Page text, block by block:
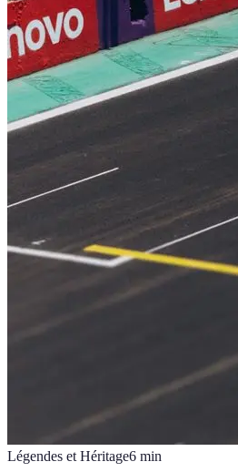
Légendes et Héritage6 min